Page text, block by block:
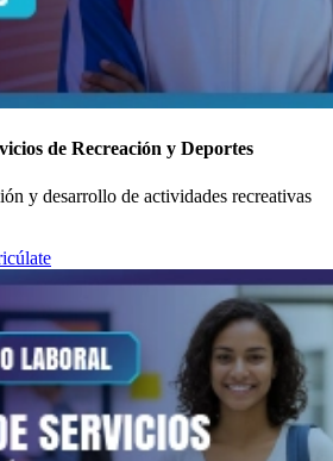
de Recreación y Deportes
y desarrollo de actividades recreativas